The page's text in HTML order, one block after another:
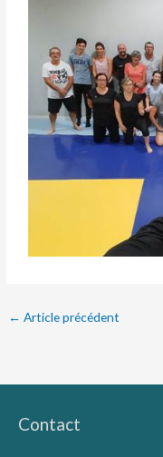
← Article précédent
Contact